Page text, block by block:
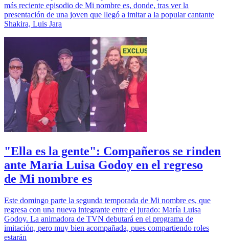
más reciente episodio de Mi nombre es, donde, tras ver la
presentación de una joven que llegó a imitar a la popular cantante
Shakira, Luis Jara
"Ella es la gente": Compañeros se rinden
ante María Luisa Godoy en el regreso
de Mi nombre es
Este domingo parte la segunda temporada de Mi nombre es, que
regresa con una nueva integrante entre el jurado: María Luisa
Godoy. La animadora de TVN debutará en el programa de
imitación, pero muy bien acompañada, pues compartiendo roles
estarán